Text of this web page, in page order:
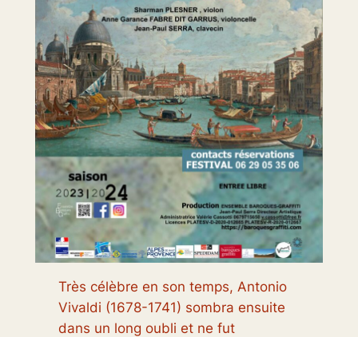
Très célèbre en son temps, Antonio
Vivaldi (1678-1741) sombra ensuite
dans un long oubli et ne fut